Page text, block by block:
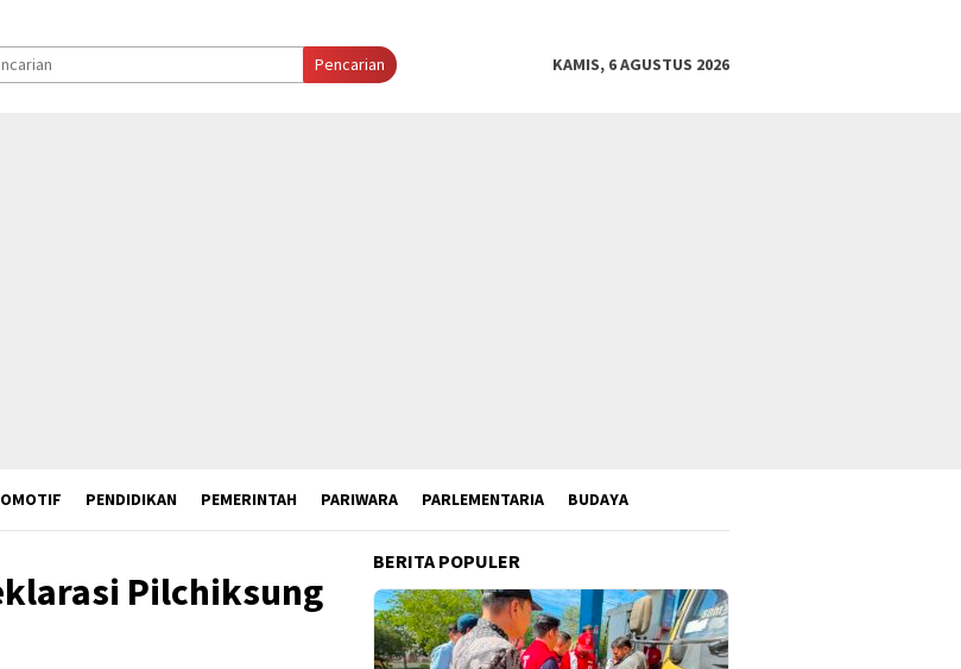
Pencarian KAMIS, 6 AGUSTUS 2026
PENDIDIKAN PEMERINTAH PARIWARA PARLEMENTARIA BUDAYA
Pilchiksung
BERITA POPULER